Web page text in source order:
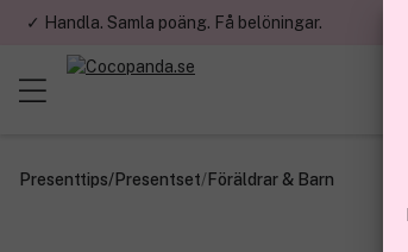
✓ Handla. Samla poäng. Få belöningar.
Presenttips/Presentset/Föräldrar & Barn